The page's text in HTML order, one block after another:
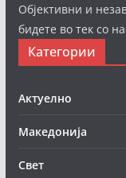
Објективни и
бидете во тек со
Категории
Актуелно
Македонија
Свет